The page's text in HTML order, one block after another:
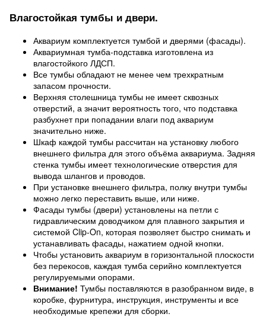
Влагостойкая тумбы и двери.
Аквариум комплектуется тумбой и дверями (фасады).
Аквариумная тумба-подставка изготовлена из
влагостойкого ЛДСП.
Все тумбы обладают не менее чем трехкратным
запасом прочности.
Верхняя столешница тумбы не имеет сквозных
отверстий, а значит вероятность того, что подставка
разбухнет при попадании влаги под аквариум
значительно ниже.
Шкаф каждой тумбы рассчитан на установку любого
внешнего фильтра для этого объёма аквариума. Задняя
стенка тумбы имеет технологические отверстия для
вывода шлангов и проводов.
При установке внешнего фильтра, полку внутри тумбы
можно легко переставить выше, или ниже.
Фасады тумбы (двери) установлены на петли с
гидравлическим доводчиком для плавного закрытия и
системой Clip-On, которая позволяет быстро снимать и
устанавливать фасады, нажатием одной кнопки.
Чтобы установить аквариум в горизонтальной плоскости
без перекосов, каждая тумба серийно комплектуется
регулируемыми опорами.
Внимание! Тумбы поставляются в разобранном виде, в
коробке, фурнитура, инструкция, инструменты и все
необходимые крепежи для сборки.